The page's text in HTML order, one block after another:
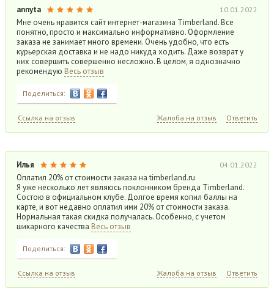
annyta 10.01.2022
Мне очень нравится сайт интернет-магазина Timberland. Все
понятно, просто и максимально информативно. Оформление
заказа не занимает много времени. Очень удобно, что есть
курьерская доставка и не надо никуда ходить. Даже возврат у
них совершить совершенно несложно. В целом, я однозначно
рекомендую Весь отзыв
Поделиться:
Ссылка на отзыв Жалоба на отзыв Ответить
Илья 04.01.2022
Оплатил 20% от стоимости заказа на timberland.ru
Я уже несколько лет являюсь поклонником бренда Timberland.
Состою в официальном клубе. Долгое время копил баллы на
карте, и вот недавно оплатил ими 20% от стоимости заказа.
Нормальная такая скидка получалась. Особенно, с учетом
шикарного качества Весь отзыв
Поделиться:
Ссылка на отзыв Жалоба на отзыв Ответить